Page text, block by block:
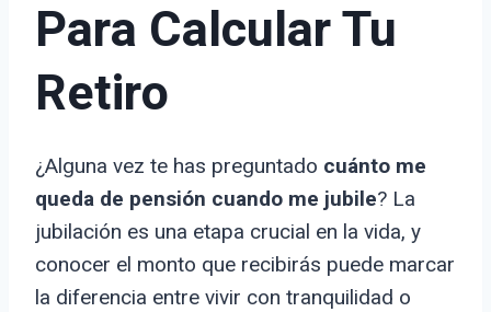
Para Calcular Tu
Retiro
¿Alguna vez te has preguntado cuánto me
queda de pensión cuando me jubile? La
jubilación es una etapa crucial en la vida, y
conocer el monto que recibirás puede marcar
la diferencia entre vivir con tranquilidad o